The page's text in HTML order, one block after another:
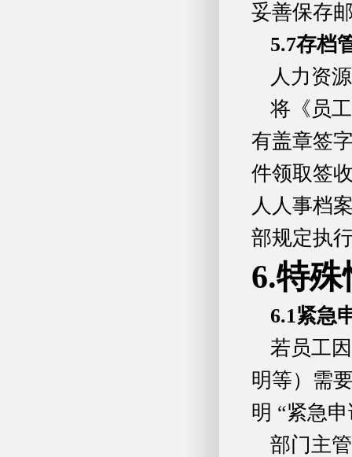
妥善保存
5.7存档
人力资
将《员
有盖章签
件领取签
人人事档
部规定执
6.特
6.1紧急
若员工
明等）需
明 “紧急
部门主